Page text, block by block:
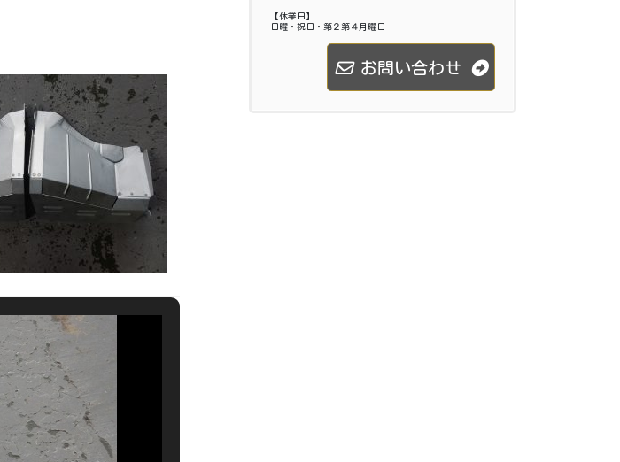
【休業日】
日曜・祝日・第２第４月曜日
お問い合わせ